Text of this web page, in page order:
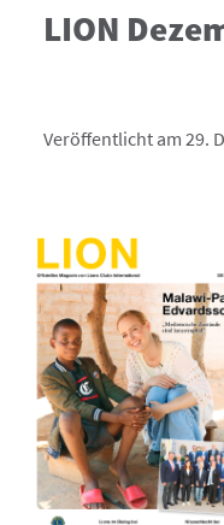
LION
Veröffentlicht am 29.